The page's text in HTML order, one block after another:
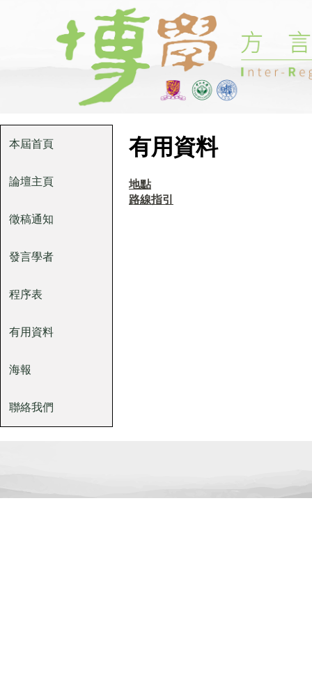
本屆首頁
論壇主頁
徵稿通知
發言學者
程序表
有用資料
海報
聯絡我們
有用資料
地點
路線指引